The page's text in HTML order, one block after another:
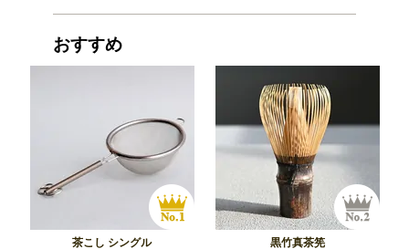
おすすめ
茶こし シングル
黒竹真茶筅